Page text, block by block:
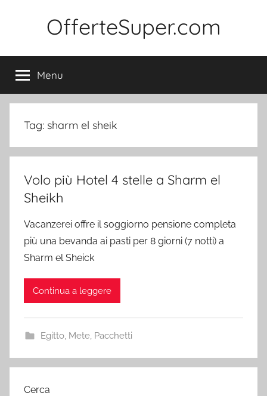
OfferteSuper.com
Menu
Tag: sharm el sheik
Volo più Hotel 4 stelle a Sharm el
Sheikh
Vacanzerei offre il soggiorno pensione completa
più una bevanda ai pasti per 8 giorni (7 notti) a
Sharm el Sheick
Continua a leggere
Egitto, Mete, Pacchetti
Cerca